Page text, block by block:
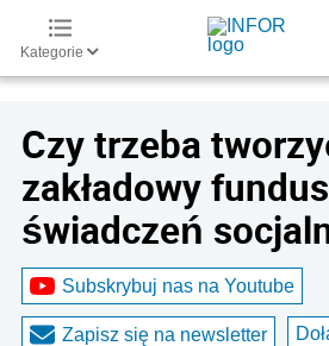
Kategorie
Czy trzeba
zakładowy
świadczeń
Subskrybuj nas na Youtube
Zapisz się na newsletter